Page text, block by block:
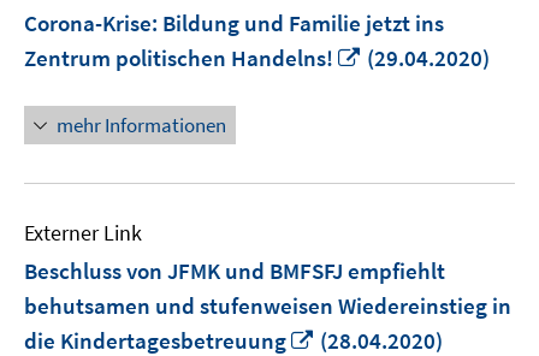
Corona-Krise: Bildung und Familie jetzt ins
Zentrum politischen Handelns!
In
(29.04.2020)
mehr Informationen
Externer Link
Beschluss von JFMK und BMFSFJ empfiehlt
behutsamen und stufenweisen Wiedereinstieg in
die Kindertagesbetreuung
In
(28.04.2020)